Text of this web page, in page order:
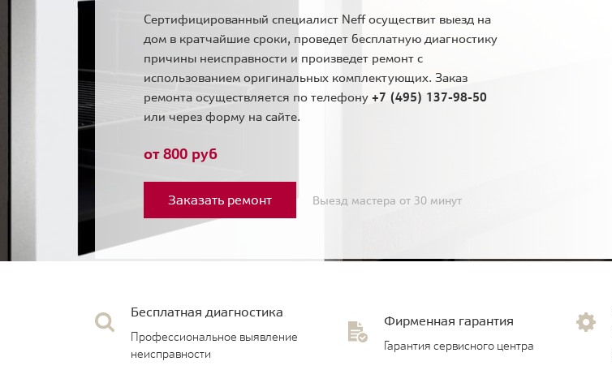
Сертифицированный специалист Neff осуществит выезд на
дом в кратчайшие сроки, проведет бесплатную диагностику
причины неисправности и произведет ремонт с
использованием оригинальных комплектующих. Заказ
ремонта осуществляется по телефону +7 (495) 137-98-50
или через форму на сайте.
от 800 руб
Заказать ремонт Выезд мастера от 30 минут
Бесплатная диагностика
Профессиональное выявление
неисправности
Фирменная гарантия
Гарантия сервисного центра